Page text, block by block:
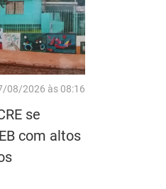
08/2026 às 08:16
se
com altos